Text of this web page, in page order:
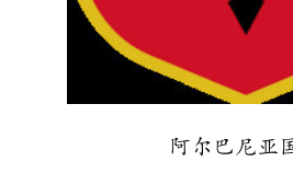
阿尔巴尼亚